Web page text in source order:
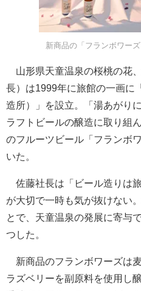
新商品の「フランボワー
山形県天童温泉の桜桃の花
長）は1999年に旅館の一画に
造所）」を設立。「湯あがり
ラフトビールの醸造に取り組
のフルーツビール「フランボ
いた。
佐藤社長は「ビール造りは
が大切で一時も気が抜けない
とで、天童温泉の発展に寄与
つした。
新商品のフランボワーズは
ラズベリーを副原料を使用し